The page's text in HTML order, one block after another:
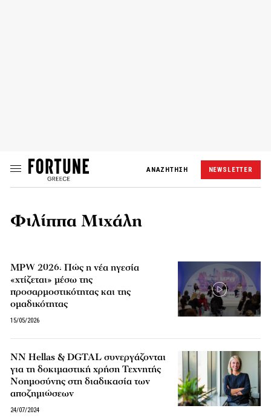
ΑΝΑΖΗΤΗΣΗ NEWSLETTER
Φιλίππα Μιχάλη
MPW 2026: Πώς η νέα ηγεσία
«χτίζεται» μέσω της
προσαρμοστικότητας και της
ομαδικότητας
15/05/2026
NN Hellas & DGTAL συνεργάζονται
για τη δοκιμαστική χρήση Τεχνητής
Νοημοσύνης στη διαδικασία των
αποζημιώσεων
24/07/2024